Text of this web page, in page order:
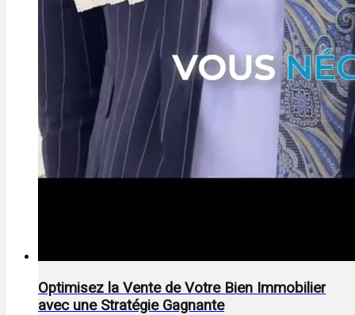
Optimisez la Vente de Votre Bien Immobilier
avec une Stratégie Gagnante